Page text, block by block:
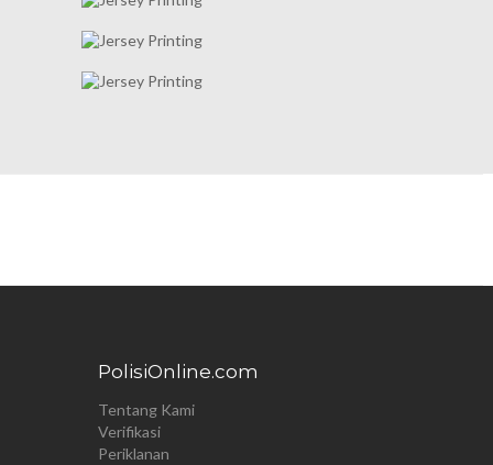
PolisiOnline.com
Tentang Kami
Verifikasi
Periklanan